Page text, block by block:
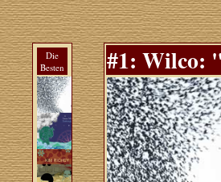
Die
Besten
#1: Wilco: